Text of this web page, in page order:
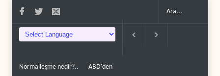
nedir?.. ABD'den Rus petrolünü alan ülkelere yüzde 100'e varan g�..